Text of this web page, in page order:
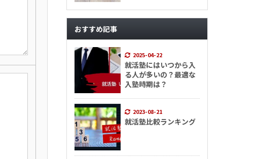
おすすめ記事
2025-04-22
就活塾にはいつから入
る人が多いの？最適な
入塾時期は？
2023-08-21
就活塾比較ランキング